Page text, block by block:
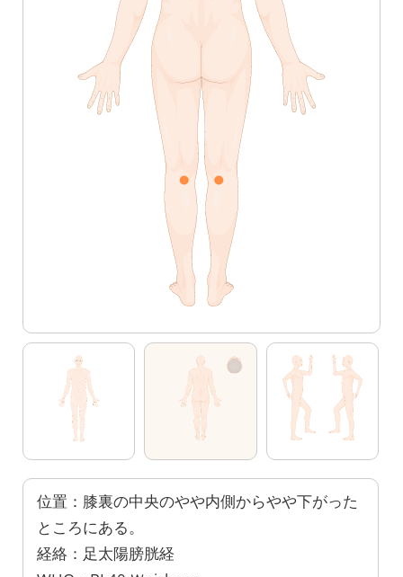
位置：膝裏の中央のやや内側からやや下がった
ところにある。
経絡：足太陽膀胱経